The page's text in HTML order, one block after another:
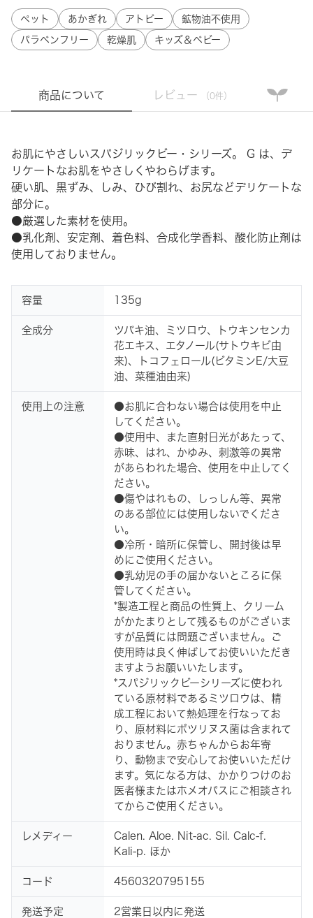
ペット あかぎれ アトピー 鉱物油不使用
パラベンフリー 乾燥肌 キッズ＆ベビー
商品について レビュー （0件）
お肌にやさしいスパジリックビー・シリーズ。 G は、デ
リケートなお肌をやさしくやわらげます。
硬い肌、黒ずみ、しみ、ひび割れ、お尻などデリケートな
部分に。
●厳選した素材を使用。
●乳化剤、安定剤、着色料、合成化学香料、酸化防止剤は
使用しておりません。
容量 135g
全成分
ツバキ油、ミツロウ、トウキンセンカ
花エキス、エタノール(サトウキビ由
来)、トコフェロール(ビタミンE/大豆
油、菜種油由来)
使用上の注意
●お肌に合わない場合は使用を中止
してください。
●使用中、また直射日光があたって、
赤味、はれ、かゆみ、刺激等の異常
があらわれた場合、使用を中止してく
ださい。
●傷やはれもの、しっしん等、異常
のある部位には使用しないでくださ
い。
●冷所・暗所に保管し、開封後は早
めにご使用ください。
●乳幼児の手の届かないところに保
管してください。
*製造工程と商品の性質上、クリーム
がかたまりとして残るものがございま
すが品質には問題ございません。ご
使用時は良く伸ばしてお使いいただき
ますようお願いいたします。
*スパジリックビーシリーズに使われ
ている原材料であるミツロウは、精
成工程において熱処理を行なってお
り、原材料にボツリヌス菌は含まれて
おりません。赤ちゃんからお年寄
り、動物まで安心してお使いいただけ
ます。気になる方は、かかりつけのお
医者様またはホメオパスにご相談され
てからご使用ください。
レメディー
Calen. Aloe. Nit-ac. Sil. Calc-f.
Kali-p. ほか
コード 4560320795155
発送予定 2営業日以内に発送